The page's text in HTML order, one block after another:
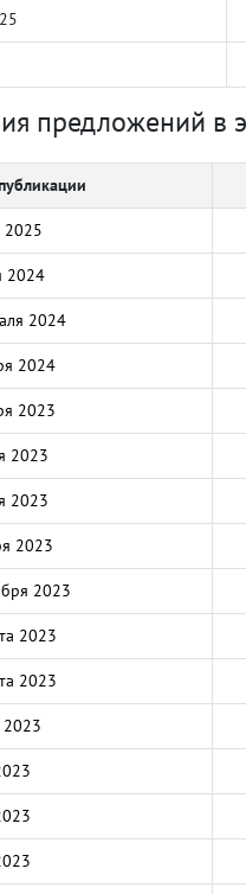
предложений в
2024
2024
2024
2023
2023
2023
2023
2023
2023
2023